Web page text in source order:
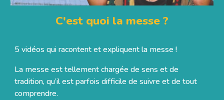
C'est quoi la messe ?
5 vidéos qui racontent et expliquent la messe !
La messe est tellement chargée de sens et de
tradition, qu’il est parfois difficile de suivre et de tout
comprendre.